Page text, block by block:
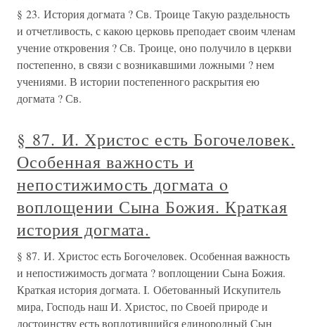
§ 23. История догмата ? Св. Троице Такую раздельность
и отчетливость, с какою церковь преподает своим членам
учение откровения ? Св. Троице, оно получило в церкви
постепенно, в связи с возникавшими ложными ? нем
учениями. В истории постепенного раскрытия ею
догмата ? Св.
§ 87. И. Христос есть Богочеловек.
Особенная важность и
непостижимость догмата ο
воплощении Сына Божия. Краткая
история догмата.
§ 87. И. Христос есть Богочеловек. Особенная важность
и непостижимость догмата ? воплощении Сына Божия.
Краткая история догмата. I. Обетованный Искупитель
мира, Господь наш И. Христос, по Своей природе и
достоинству есть воплотившийся единородный Сын